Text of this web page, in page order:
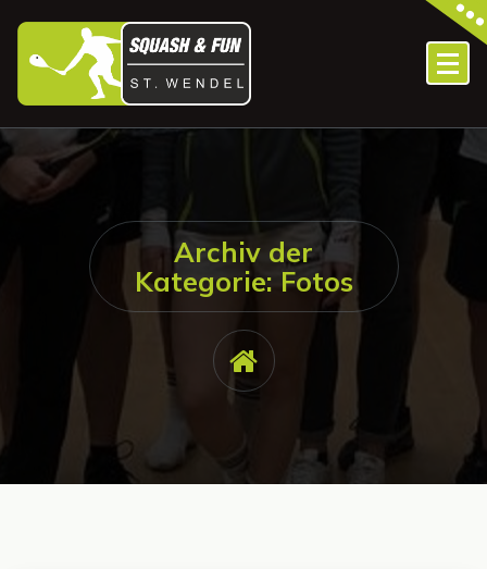
springen
Archiv der
Kategorie: Fotos